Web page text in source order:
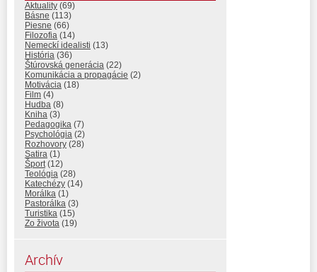
Aktuality (69)
Básne (113)
Piesne (66)
Filozofia (14)
Nemeckí idealisti (13)
História (36)
Štúrovská generácia (22)
Komunikácia a propagácie (2)
Motivácia (18)
Film (4)
Hudba (8)
Kniha (3)
Pedagogika (7)
Psychológia (2)
Rozhovory (28)
Satira (1)
Šport(12)
Teológia (28)
Katechézy (14)
Morálka (1)
Pastorálka (3)
Turistika (15)
Zo života (19)
Archív